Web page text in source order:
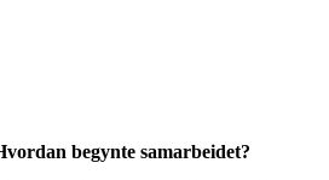
begynte samarbeidet?